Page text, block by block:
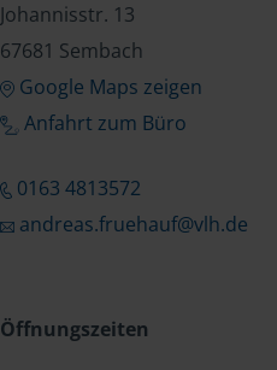
Johannisstr. 13
67681 Sembach
Google Maps zeigen
Anfahrt zum Büro
0163 4813572
andreas.fruehauf@vlh.de
Öffnungszeiten